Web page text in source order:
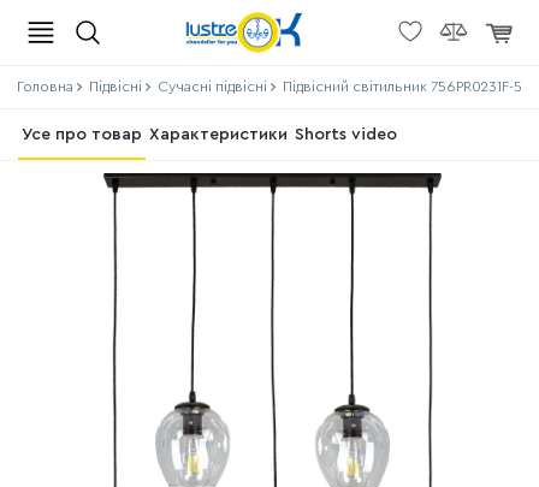
Головна Підвісні Сучасні підвісні Підвісний світильник 756PR0231F-5
Усе про товар Характеристики Shorts video